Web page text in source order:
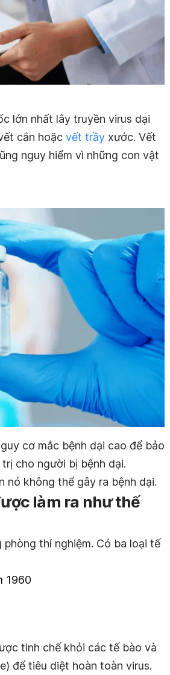
lớn nhất lây truyền virus dại
cắn hoặc vết trầy xước. Vết
nguy hiểm vì những con vật
cơ mắc bệnh dại cao để bảo
cho người bị bệnh dại.
nó không thể gây ra bệnh dại.
làm ra như thế
thí nghiệm. Có ba loại tế
1960
tinh chế khỏi các tế bào và
để tiêu diệt hoàn toàn virus.